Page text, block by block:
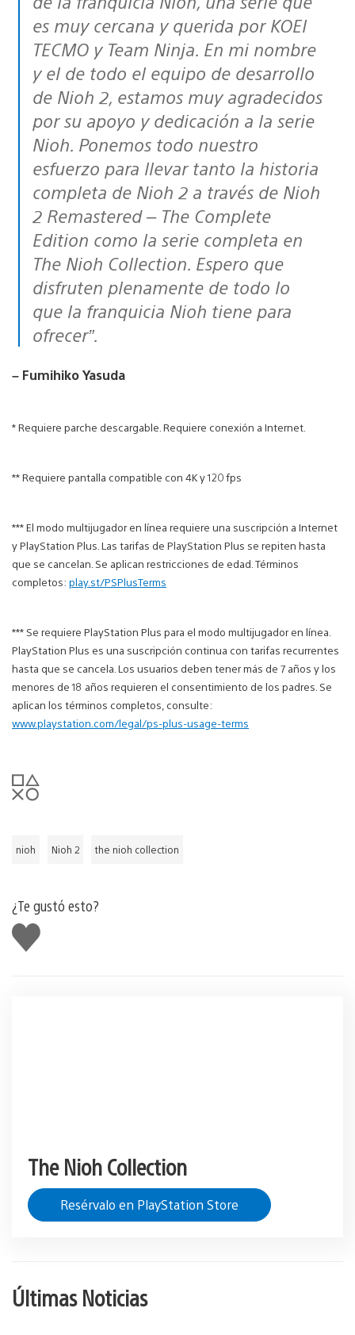
es muy cercana y querida por KOEI
TECMO y Team Ninja. En mi nombre
y el de todo el equipo de desarrollo
de Nioh 2, estamos muy agradecidos
por su apoyo y dedicación a la serie
Nioh. Ponemos todo nuestro
esfuerzo para llevar tanto la historia
completa de Nioh 2 a través de Nioh
2 Remastered – The Complete
Edition como la serie completa en
The Nioh Collection. Espero que
disfruten plenamente de todo lo
que la franquicia Nioh tiene para
ofrecer”.
– Fumihiko Yasuda
* Requiere parche descargable. Requiere conexión a Internet.
** Requiere pantalla compatible con 4K y 120 fps
*** El modo multijugador en línea requiere una suscripción a Internet
y PlayStation Plus. Las tarifas de PlayStation Plus se repiten hasta
que se cancelan. Se aplican restricciones de edad. Términos
completos: play.st/PSPlusTerms
*** Se requiere PlayStation Plus para el modo multijugador en línea.
PlayStation Plus es una suscripción continua con tarifas recurrentes
hasta que se cancela. Los usuarios deben tener más de 7 años y los
menores de 18 años requieren el consentimiento de los padres. Se
aplican los términos completos, consulte:
www.playstation.com/legal/ps-plus-usage-terms
nioh Nioh 2 the nioh collection
¿Te gustó esto?
Me
gusta
The Nioh Collection
Resérvalo en PlayStation Store
Últimas Noticias